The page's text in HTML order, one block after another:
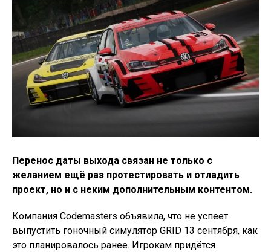
Перенос даты выхода связан не только с
желанием ещё раз протестировать и отладить
проект, но и с неким дополнительным контентом.
Компания Codemasters объявила, что не успеет
выпустить гоночный симулятор GRID 13 сентября, как
это планировалось ранее. Игрокам придётся